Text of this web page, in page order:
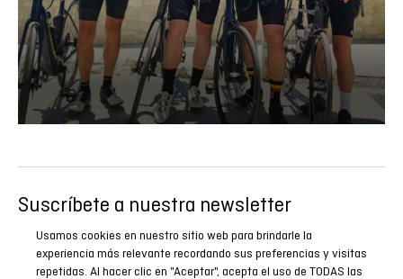
Suscríbete a nuestra newsletter
Sé el primero en conocer todas nuestras novedades,
reportajes y promociones especiales.
Usamos cookies en nuestro sitio web para brindarle la
experiencia más relevante recordando sus preferencias y visitas
repetidas. Al hacer clic en "Aceptar", acepta el uso de TODAS las